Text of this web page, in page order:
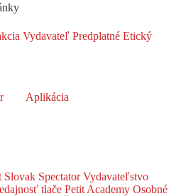
Vydavateľ Predplatné Etický
Aplikácia
Slovak SpectatorVydavateľstvo
tlače Petit Academy Osobné